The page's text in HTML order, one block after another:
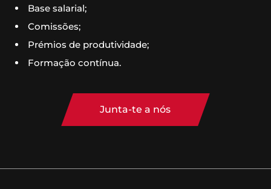
Base salarial;
Comissões;
Prémios de produtividade;
Formação contínua.
Junta-te a nós